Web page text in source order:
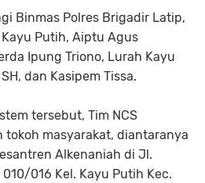
Binmas Polres Brigadir Latip,
Putih, Aiptu Agus
Ipung Triono, Lurah Kayu
dan Kasipem Tissa.
tersebut, Tim NCS
masyarakat, diantaranya
Alkenaniah di Jl.
016 Kel. Kayu Putih Kec.